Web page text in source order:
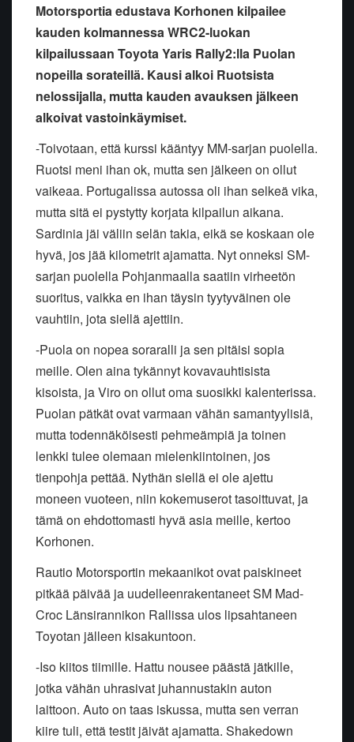
Motorsportia edustava Korhonen kilpailee
kauden kolmannessa WRC2-luokan
kilpailussaan Toyota Yaris Rally2:lla Puolan
nopeilla sorateillä. Kausi alkoi Ruotsista
nelossijalla, mutta kauden avauksen jälkeen
alkoivat vastoinkäymiset.
-Toivotaan, että kurssi kääntyy MM-sarjan puolella.
Ruotsi meni ihan ok, mutta sen jälkeen on ollut
vaikeaa. Portugalissa autossa oli ihan selkeä vika,
mutta sitä ei pystytty korjata kilpailun aikana.
Sardinia jäi väliin selän takia, eikä se koskaan ole
hyvä, jos jää kilometrit ajamatta. Nyt onneksi SM-
sarjan puolella Pohjanmaalla saatiin virheetön
suoritus, vaikka en ihan täysin tyytyväinen ole
vauhtiin, jota siellä ajettiin.
-Puola on nopea soraralli ja sen pitäisi sopia
meille. Olen aina tykännyt kovavauhtisista
kisoista, ja Viro on ollut oma suosikki kalenterissa.
Puolan pätkät ovat varmaan vähän samantyylisiä,
mutta todennäköisesti pehmeämpiä ja toinen
lenkki tulee olemaan mielenkiintoinen, jos
tienpohja pettää. Nythän siellä ei ole ajettu
moneen vuoteen, niin kokemuserot tasoittuvat, ja
tämä on ehdottomasti hyvä asia meille, kertoo
Korhonen.
Rautio Motorsportin mekaanikot ovat paiskineet
pitkää päivää ja uudelleenrakentaneet SM Mad-
Croc Länsirannikon Rallissa ulos lipsahtaneen
Toyotan jälleen kisakuntoon.
-Iso kiitos tiimille. Hattu nousee päästä jätkille,
jotka vähän uhrasivat juhannustakin auton
laittoon. Auto on taas iskussa, mutta sen verran
kiire tuli, että testit jäivät ajamatta. Shakedown